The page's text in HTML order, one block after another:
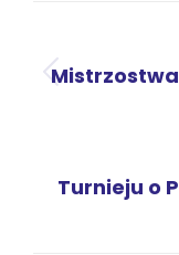
Mistrzostwa
Turnieju o